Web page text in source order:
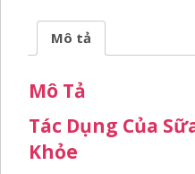
lượng
Mô tả
Mô Tả
Tác Dụng Của
Khỏe